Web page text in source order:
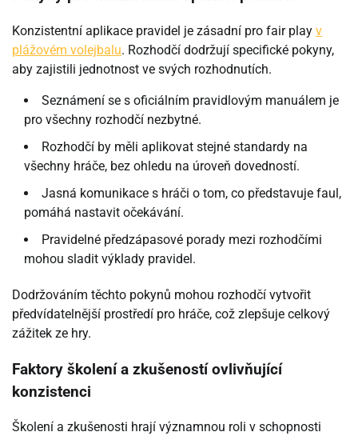
Konzistentní aplikace pravidel je zásadní pro fair play v
plážovém volejbalu. Rozhodčí dodržují specifické pokyny,
aby zajistili jednotnost ve svých rozhodnutích.
Seznámení se s oficiálním pravidlovým manuálem je
pro všechny rozhodčí nezbytné.
Rozhodčí by měli aplikovat stejné standardy na
všechny hráče, bez ohledu na úroveň dovedností.
Jasná komunikace s hráči o tom, co představuje faul,
pomáhá nastavit očekávání.
Pravidelné předzápasové porady mezi rozhodčími
mohou sladit výklady pravidel.
Dodržováním těchto pokynů mohou rozhodčí vytvořit
předvídatelnější prostředí pro hráče, což zlepšuje celkový
zážitek ze hry.
Faktory školení a zkušeností ovlivňující
konzistenci
Školení a zkušenosti hrají významnou roli v schopnosti